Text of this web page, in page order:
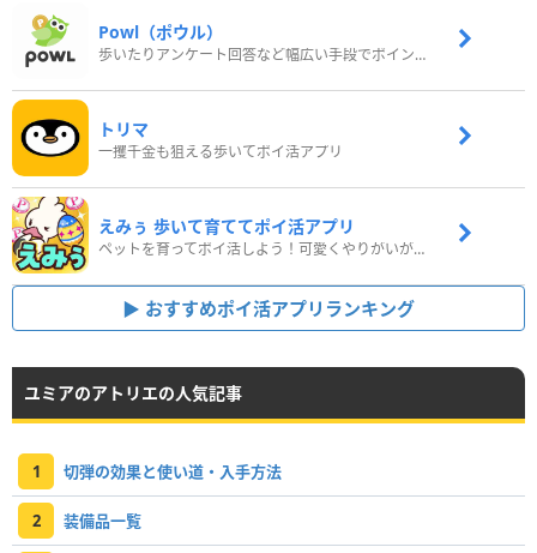
Powl（ポウル）
歩いたりアンケート回答など幅広い手段でポイントをゲット
トリマ
一攫千金も狙える歩いてポイ活アプリ
えみぅ 歩いて育ててポイ活アプリ
ペットを育ってポイ活しよう！可愛くやりがいがある新感覚アプリ
おすすめポイ活アプリランキング
ユミアのアトリエの人気記事
1 切弾の効果と使い道・入手方法
2 装備品一覧